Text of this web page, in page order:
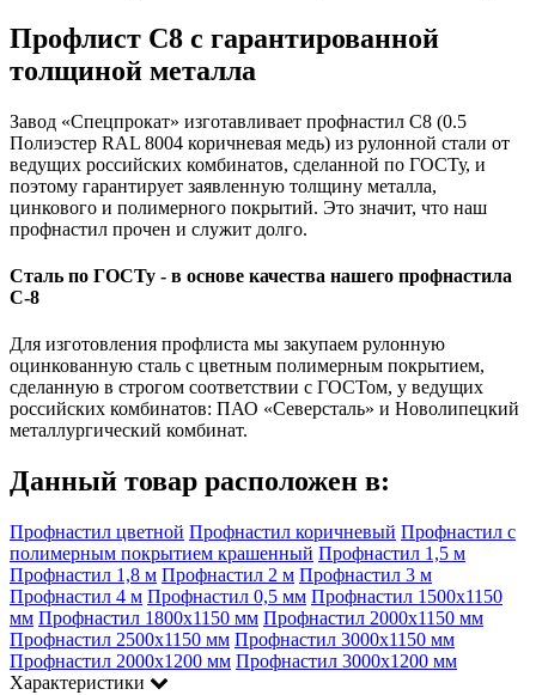
Профлист С8 с гарантированной
толщиной металла
Завод «Спецпрокат» изготавливает профнастил С8 (0.5
Полиэстер RAL 8004 коричневая медь) из рулонной стали от
ведущих российских комбинатов, сделанной по ГОСТу, и
поэтому гарантирует заявленную толщину металла,
цинкового и полимерного покрытий. Это значит, что наш
профнастил прочен и служит долго.
Сталь по ГОСТу - в основе качества нашего профнастила
C-8
Для изготовления профлиста мы закупаем рулонную
оцинкованную сталь с цветным полимерным покрытием,
сделанную в строгом соответствии с ГОСТом, у ведущих
российских комбинатов: ПАО «Северсталь» и Новолипецкий
металлургический комбинат.
Данный товар расположен в:
Профнастил цветной Профнастил коричневый Профнастил с
полимерным покрытием крашенный Профнастил 1,5 м
Профнастил 1,8 м Профнастил 2 м Профнастил 3 м
Профнастил 4 м Профнастил 0,5 мм Профнастил 1500х1150
мм Профнастил 1800х1150 мм Профнастил 2000х1150 мм
Профнастил 2500х1150 мм Профнастил 3000х1150 мм
Профнастил 2000х1200 мм Профнастил 3000х1200 мм
Характеристики